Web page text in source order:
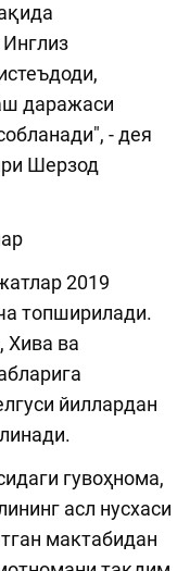
даражаси
- дея
Шерзод
2019
топширилади.
Хива ва
йиллардан
гувоҳнома,
асл нусхаси
мактабидан